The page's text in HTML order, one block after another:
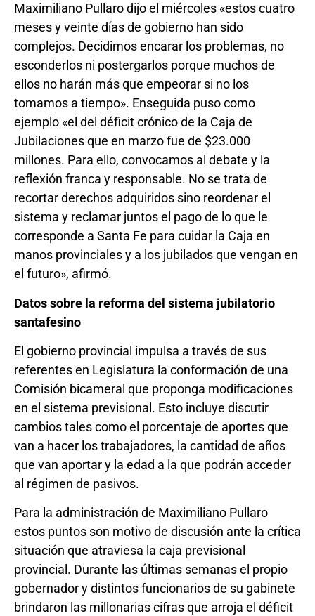
Maximiliano Pullaro dijo el miércoles «estos cuatro
meses y veinte días de gobierno han sido
complejos. Decidimos encarar los problemas, no
esconderlos ni postergarlos porque muchos de
ellos no harán más que empeorar si no los
tomamos a tiempo». Enseguida puso como
ejemplo «el del déficit crónico de la Caja de
Jubilaciones que en marzo fue de $23.000
millones. Para ello, convocamos al debate y la
reflexión franca y responsable. No se trata de
recortar derechos adquiridos sino reordenar el
sistema y reclamar juntos el pago de lo que le
corresponde a Santa Fe para cuidar la Caja en
manos provinciales y a los jubilados que vengan en
el futuro», afirmó.
Datos sobre la reforma del sistema jubilatorio
santafesino
El gobierno provincial impulsa a través de sus
referentes en Legislatura la conformación de una
Comisión bicameral que proponga modificaciones
en el sistema previsional. Esto incluye discutir
cambios tales como el porcentaje de aportes que
van a hacer los trabajadores, la cantidad de años
que van aportar y la edad a la que podrán acceder
al régimen de pasivos.
Para la administración de Maximiliano Pullaro
estos puntos son motivo de discusión ante la crítica
situación que atraviesa la caja previsional
provincial. Durante las últimas semanas el propio
gobernador y distintos funcionarios de su gabinete
brindaron las millonarias cifras que arroja el déficit